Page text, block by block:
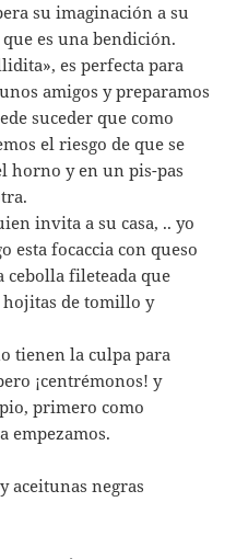
su imaginación a su
es una bendición.
es perfecta para
amigos y preparamos
suceder que como
el riesgo de que se
horno y en un pis-pas
invita a su casa, .. yo
esta focaccia con queso
cebolla fileteada que
de tomillo y
tienen la culpa para
¡centrémonos! y
primero como
empezamos.